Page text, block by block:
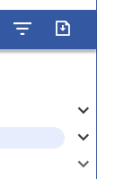
Ouvrir
la
générales
Ouvrir
la
Ouvrir